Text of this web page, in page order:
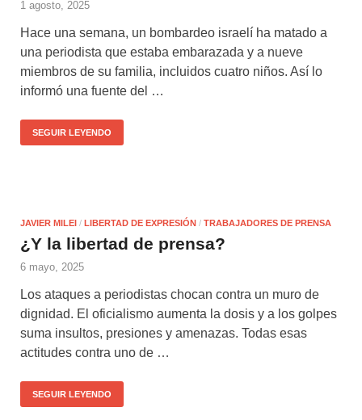
1 agosto, 2025
Hace una semana, un bombardeo israelí ha matado a
una periodista que estaba embarazada y a nueve
miembros de su familia, incluidos cuatro niños. Así lo
informó una fuente del …
SEGUIR LEYENDO
JAVIER MILEI / LIBERTAD DE EXPRESIÓN / TRABAJADORES DE PRENSA
¿Y la libertad de prensa?
6 mayo, 2025
Los ataques a periodistas chocan contra un muro de
dignidad. El oficialismo aumenta la dosis y a los golpes
suma insultos, presiones y amenazas. Todas esas
actitudes contra uno de …
SEGUIR LEYENDO